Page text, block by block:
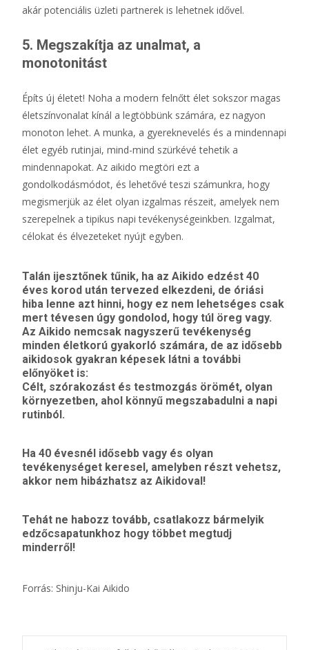
akár potenciális üzleti partnerek is lehetnek idővel.
5. Megszakítja az unalmat, a
monotonitást
Építs új életet! Noha a modern felnőtt élet sokszor magas
életszínvonalat kínál a legtöbbünk számára, ez nagyon
monoton lehet. A munka, a gyereknevelés és a mindennapi
élet egyéb rutinjai, mind-mind szürkévé tehetik a
mindennapokat. Az aikido megtöri ezt a
gondolkodásmódot, és lehetővé teszi számunkra, hogy
megismerjük az élet olyan izgalmas részeit, amelyek nem
szerepelnek a tipikus napi tevékenységeinkben. Izgalmat,
célokat és élvezeteket nyújt egyben.
Talán ijesztőnek tűnik, ha az Aikido edzést 40
éves korod után tervezed elkezdeni, de óriási
hiba lenne azt hinni, hogy ez nem lehetséges csak
mert tévesen úgy gondolod, hogy túl öreg vagy.
Az Aikido nemcsak nagyszerű tevékenység
minden életkorú gyakorló számára, de az idősebb
aikidosok gyakran képesek látni a további
előnyöket is:
Célt, szórakozást és testmozgás örömét, olyan
környezetben, ahol könnyű megszabadulni a napi
rutinból.
Ha 40 évesnél idősebb vagy és olyan
tevékenységet keresel, amelyben részt vehetsz,
akkor nem hibázhatsz az Aikidoval!
Tehát ne habozz tovább, csatlakozz bármelyik
edzőcsapatunkhoz hogy többet megtudj
minderről!
Forrás: Shinju-Kai Aikido